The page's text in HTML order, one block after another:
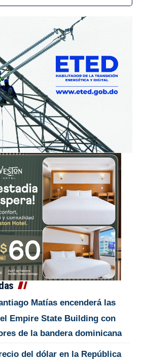
Matías encenderá las
Empire State Building con
de la bandera dominicana
del dólar en la República